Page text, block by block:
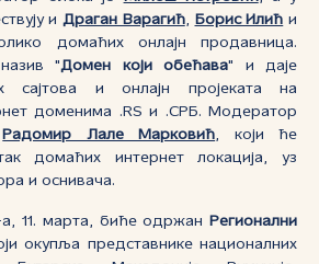
и Драган Варагић, Борис Илић и
домаћих онлајн продавница.
"Домен који обећава" и даје
сајтова и онлајн пројеката на
доменима .RS и .СРБ. Модератор
Радомир Лале Марковић , који ће
домаћих интернет локација, уз
и оснивача.
11. марта, биће одржан
Регионални
окупља представнике националних